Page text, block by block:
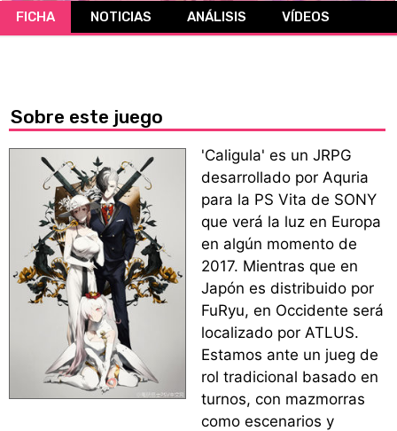
CÓMICS
FICHA NOTICIAS ANÁLISIS VÍDEOS
Sobre este juego
'Caligula' es un JRPG
desarrollado por Aquria
para la PS Vita de SONY
que verá la luz en Europa
en algún momento de
2017. Mientras que en
Japón es distribuido por
FuRyu, en Occidente será
localizado por ATLUS.
Estamos ante un jueg de
rol tradicional basado en
turnos, con mazmorras
como escenarios y